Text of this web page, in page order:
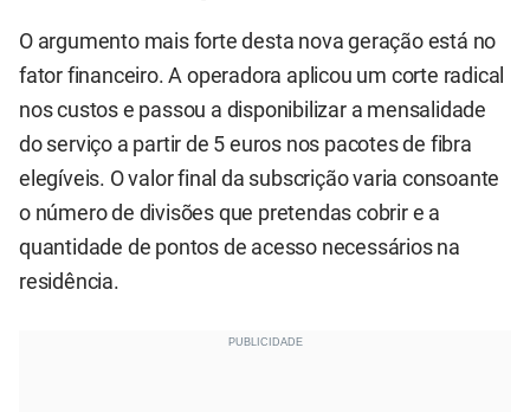
O argumento mais forte desta nova geração está no
fator financeiro. A operadora aplicou um corte radical
nos custos e passou a disponibilizar a mensalidade
do serviço a partir de 5 euros nos pacotes de fibra
elegíveis. O valor final da subscrição varia consoante
o número de divisões que pretendas cobrir e a
quantidade de pontos de acesso necessários na
residência.